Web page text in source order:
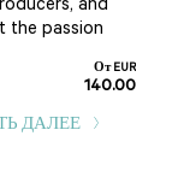
and
the passion
От EUR
140.00
ДАЛЕЕ